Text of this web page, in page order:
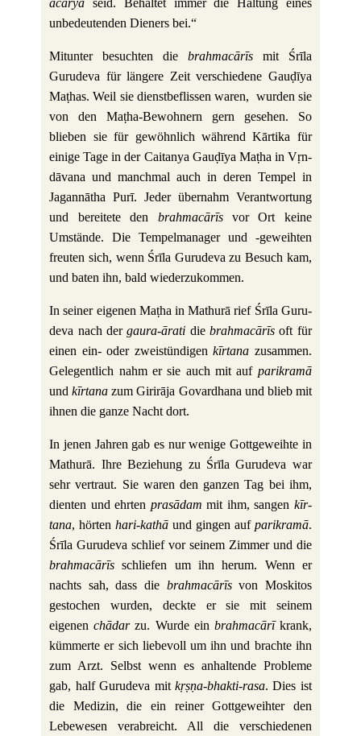
unbe­deu­tenden Die­ners bei.“
Mit­unter besuchten die brah­macārīsmit Śrīla
Guru­deva für län­gere Zeit ver­schie­dene Gauḍīya
Maṭhas. Weil sie dienst­be­flissen waren, wurden sie
von den Maṭha-Bewohnern gern gesehen. So
blieben sie für gewöhn­lich wäh­rend Kār­tika für
einige Tage in der Cai­tanya Gauḍīya Maṭha in Vṛn­
dā­vana und manchmal auch in deren Tempel in
Jagan­nātha Purī. Jeder über­nahm Ver­ant­wor­tung
und berei­tete den brah­macārīsvor Ort keine
Umstände. Die Tem­pel­ma­nager und ‑geweihten
freuten sich, wenn Śrīla Guru­deva zu Besuch kam,
und baten ihn, bald wiederzukommen.
In seiner eigenen Maṭha in Mathurā rief Śrīla Guru­
deva nach dergaura-ārati diebrah­macārīs oft für
einen ein- oder zwei­stün­digenkīr­tana zusammen.
Gele­gent­lich nahm er sie auch mit auf parik­ramā
undkīr­tana zum Gir­irāja Govardhana und blieb mit
ihnen die ganze Nacht dort.
In jenen Jahren gab es nur wenige Gott­ge­weihte in
Mathurā. Ihre Bezie­hung zu Śrīla Guru­deva war
sehr ver­traut. Sie waren den ganzen Tag bei ihm,
dienten und ehrten prasādam mit ihm, sangen kīr­
tana, hörtenhari-kathā und gingen auf parik­ramā.
Śrīla Guru­deva schlief vor seinem Zimmer und die
brah­macārīs schliefen um ihn herum. Wenn er
nachts sah, dass die brah­macārīsvon Mos­kitos
gesto­chen wurden, deckte er sie mit seinem
eigenenchādarzu. Wurde ein brah­macārīkrank,
küm­merte er sich lie­be­voll um ihn und brachte ihn
zum Arzt. Selbst wenn es anhal­tende Pro­bleme
gab, half Guru­deva mit kṛṣṇa-bhakti-rasa. Dies ist
die Medizin, die ein reiner Gott­ge­weihter den
Lebe­wesen ver­ab­reicht. All die ver­schie­denen